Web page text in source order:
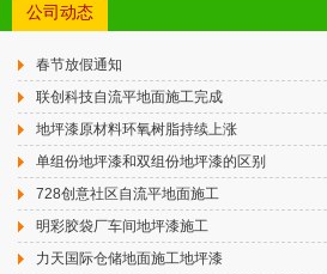
公司动态
春节放假通知
联创科技自流平地面施工完成
地坪漆原材料环氧树脂持续上涨
单组份地坪漆和双组份地坪漆的区别
728创意社区自流平地面施工
明彩胶袋厂车间地坪漆施工
力天国际仓储地面施工地坪漆